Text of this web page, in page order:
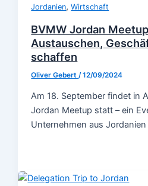
Jordanien,Wirtschaft
BVMW Jordan
Austauschen,
schaffen
Oliver Gebert /12/09/2024
Am 18. September findet in
Jordan Meetup statt – ein
Unternehmen aus Jordanien